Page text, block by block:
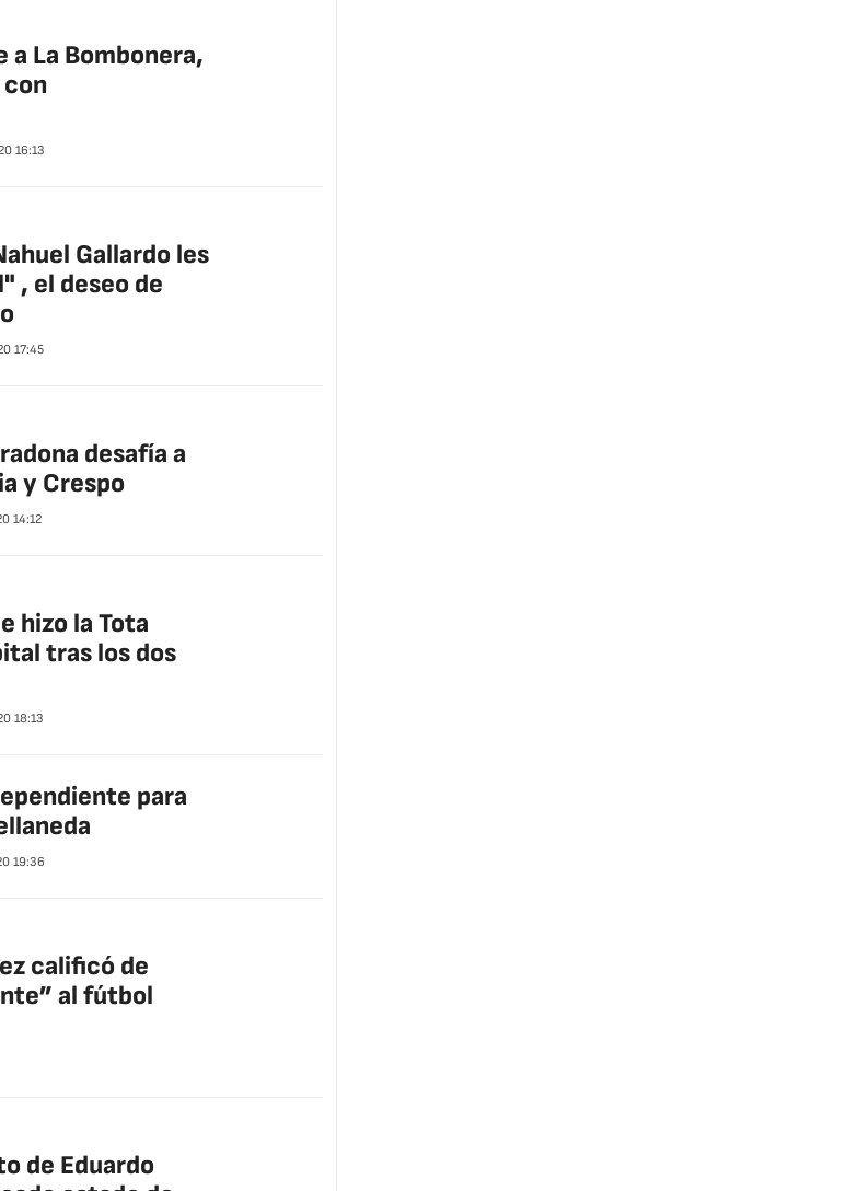
a La Bombonera,
16:13
Gallardo les
, el deseo de
17:45
desafía a
y Crespo
14:12
hizo la Tota
tras los dos
18:13
para
19:36
calificó de
al fútbol
de Eduardo